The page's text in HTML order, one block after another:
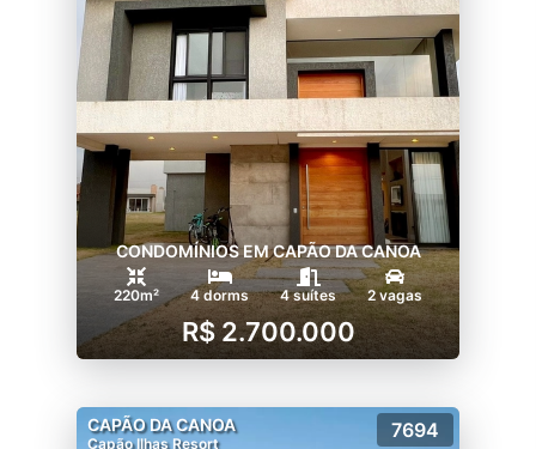
CONDOMÍNIOS EM CAPÃO DA CANOA
220m² 4 dorms 4 suítes 2 vagas
R$ 2.700.000
CAPÃO DA CANOA
Capão Ilhas Resort
7694